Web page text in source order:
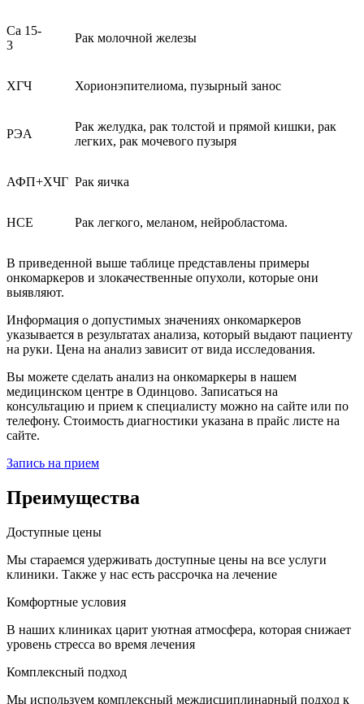
Са 15-
3
Рак молочной железы
ХГЧ Хорионэпителиома, пузырный занос
РЭА
Рак желудка, рак толстой и прямой кишки, рак
легких, рак мочевого пузыря
АФП+ХЧГ Рак яичка
НСЕ Рак легкого, меланом, нейробластома.
В приведенной выше таблице представлены примеры
онкомаркеров и злокачественные опухоли, которые они
выявляют.
Информация о допустимых значениях онкомаркеров
указывается в результатах анализа, который выдают пациенту
на руки. Цена на анализ зависит от вида исследования.
Вы можете сделать анализ на онкомаркеры в нашем
медицинском центре в Одинцово. Записаться на
консультацию и прием к специалисту можно на сайте или по
телефону. Стоимость диагностики указана в прайс листе на
сайте.
Запись на прием
Преимущества
Доступные цены
Мы стараемся удерживать доступные цены на все услуги
клиники. Также у нас есть рассрочка на лечение
Комфортные условия
В наших клиниках царит уютная атмосфера, которая снижает
уровень стресса во время лечения
Комплексный подход
Мы используем комплексный междисциплинарный подход к